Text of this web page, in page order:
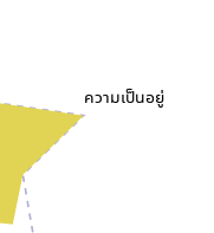
ความเป็นอยู่